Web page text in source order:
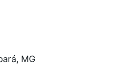
em nosso portal
MG